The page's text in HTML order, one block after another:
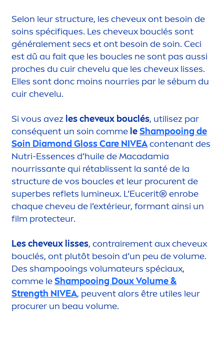
Selon leur structure, les cheveux ont besoin de
soins spécifiques. Les cheveux bouclés sont
généralement secs et ont besoin de soin. Ceci
est dû au fait que les boucles ne sont pas aussi
proches du cuir chevelu que les cheveux lisses.
Elles sont donc moins nourries par le sébum du
cuir chevelu.
Si vous avez les cheveux bouclés, utilisez par
conséquent un soin comme leShampooing de
Soin Diamond GlossCare NIVEAcontenant des
Nutri-Essences d’huile de Macadamia
nourrissante qui rétablissent la santé de la
structure de vos boucles et leur procurent de
superbes reflets lumineux. L’Eucerit® enrobe
chaque cheveu de l’extérieur, formant ainsi un
film protecteur.
Les cheveux lisses, contrairement aux cheveux
bouclés, ont plutôt besoin d’un peu de volume.
Des shampooings volumateurs spéciaux,
comme leShampooing Doux Volume &
Strength NIVEA, peuvent alors être utiles leur
procurer un beau volume.